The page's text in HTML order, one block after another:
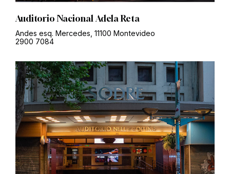
Auditorio Nacional Adela Reta
Andes esq. Mercedes, 11100 Montevideo
2900 7084